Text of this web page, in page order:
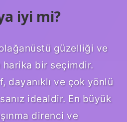
iyi mi?
güzelliği ve
bir seçimdir.
dayanıklı ve çok yönlü
idealdir. En büyük
direnci ve